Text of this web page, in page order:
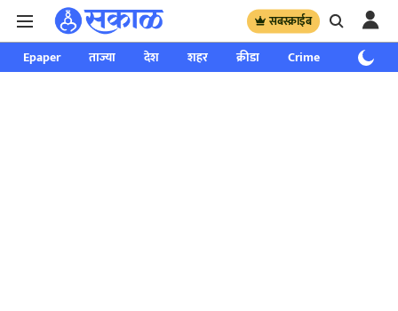
सबस्क्राईब
Epaper ताज्या देश शहर क्रीडा Crime साप्ताहिक